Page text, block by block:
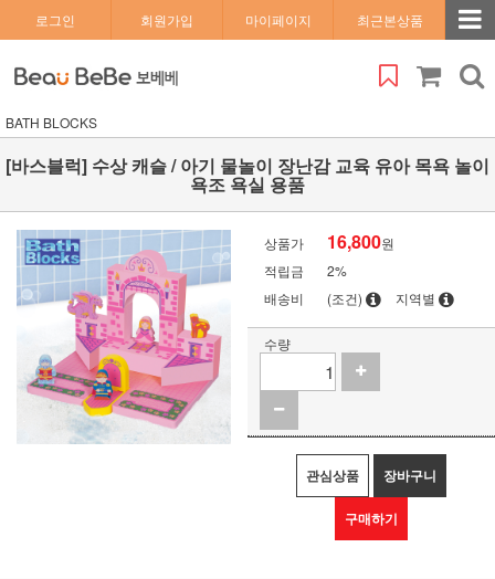
로그인 회원가입 마이페이지 최근본상품
BATH BLOCKS
[바스블럭] 수상 캐슬 / 아기 물놀이 장난감 교육 유아 목욕 놀이
욕조 욕실 용품
상품가 16,800원
적립금
2%
배송비
(조건) 지역별
수량
관심상품 장바구니
구매하기